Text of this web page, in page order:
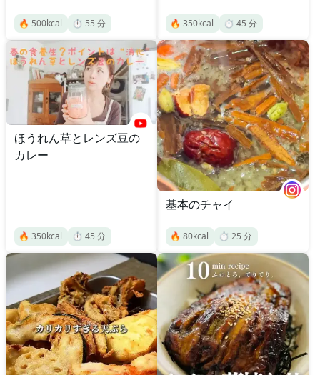
🔥 500kcal ⏱️ 55 分 🔥 350kcal ⏱️ 45 分
ほうれん草とレンズ豆の
カレー
🔥 350kcal ⏱️ 45 分
基本のチャイ
🔥 80kcal ⏱️ 25 分